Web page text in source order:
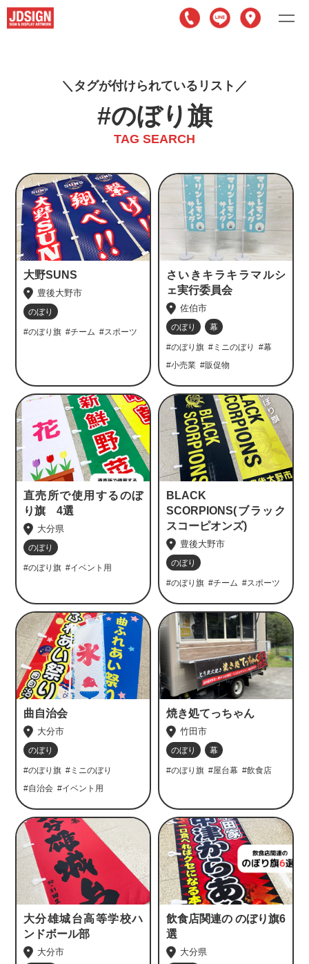
タグが付けられているリスト
#のぼり旗
TAG SEARCH
大野SUNS
豊後大野市
のぼり
#のぼり旗 #チーム #スポーツ
さいきキラキラマルシ
ェ実行委員会
佐伯市
のぼり 幕
#のぼり旗 #ミニのぼり
#幕
#小売業 #販促物
直売所で使用するのぼ
り旗 4選
大分県
のぼり
#のぼり旗 #イベント用
BLACK
SCORPIONS(ブラック
スコーピオンズ)
豊後大野市
のぼり
#のぼり旗 #チーム #スポーツ
曲自治会
大分市
のぼり
#のぼり旗 #ミニのぼり
#自治会 #イベント用
焼き処てっちゃん
竹田市
のぼり 幕
#のぼり旗 #屋台幕 #飲食店
大分雄城台高等学校ハ
ンドボール部
大分市
飲食店関連の のぼり旗6
選
大分県